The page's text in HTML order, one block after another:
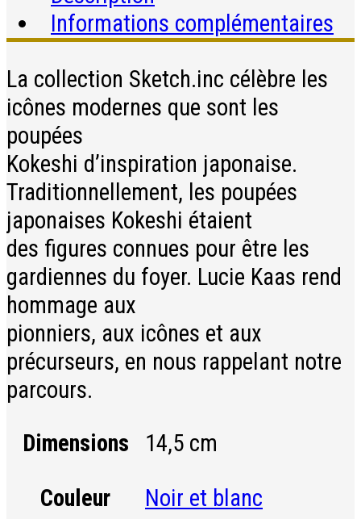
Informations complémentaires
La collection Sketch.inc célèbre les
icônes modernes que sont les
poupées
Kokeshi d’inspiration japonaise.
Traditionnellement, les poupées
japonaises Kokeshi étaient
des figures connues pour être les
gardiennes du foyer. Lucie Kaas rend
hommage aux
pionniers, aux icônes et aux
précurseurs, en nous rappelant notre
parcours.
Dimensions
14,5 cm
Couleur
Noir et blanc